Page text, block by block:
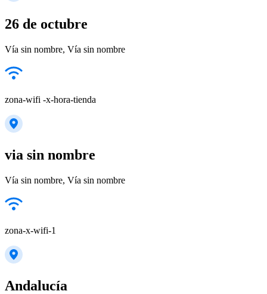
26 de octubre
Vía sin nombre, Vía sin nombre
zona-wifi -x-hora-tienda
via sin nombre
Vía sin nombre, Vía sin nombre
zona-x-wifi-1
Andalucía